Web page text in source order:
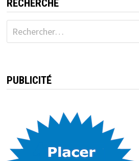
RECHERCHE
Rechercher :
PUBLICITÉ